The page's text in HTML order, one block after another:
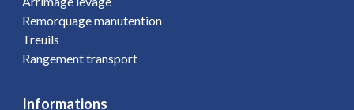
Remorquage manutention
Treuils
Rangement transport
Informations